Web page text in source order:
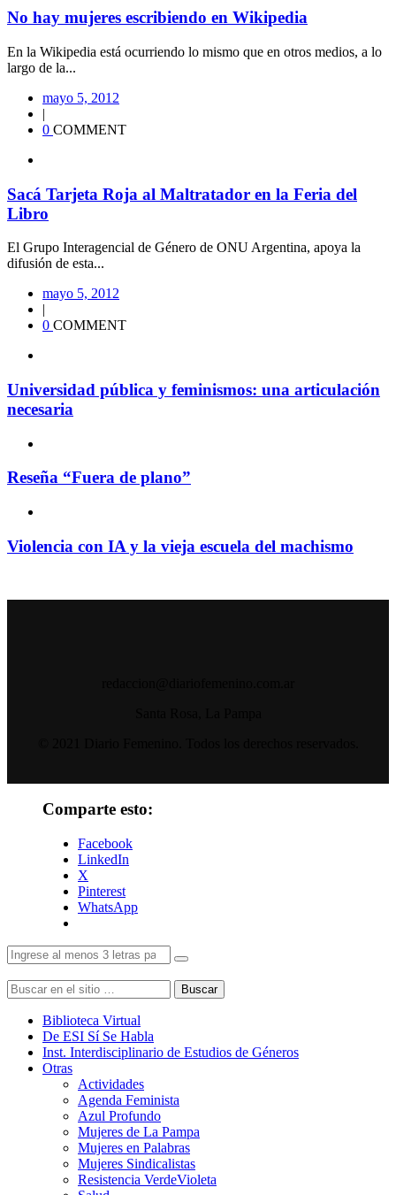
No hay mujeres escribiendo en Wikipedia
En la Wikipedia está ocurriendo lo mismo que en otros medios, a lo
largo de la...
mayo 5, 2012
|
0 COMMENT
Sacá Tarjeta Roja al Maltratador en la Feria del
Libro
El Grupo Interagencial de Género de ONU Argentina, apoya la
difusión de esta...
mayo 5, 2012
|
0 COMMENT
Universidad pública y feminismos: una articulación
necesaria
Reseña “Fuera de plano”
Violencia con IA y la vieja escuela del machismo
Comparte esto:
Facebook
LinkedIn
X
Pinterest
WhatsApp
Buscar
Biblioteca Virtual
De ESI Sí Se Habla
Inst. Interdisciplinario de Estudios de Géneros
Otras
Actividades
Agenda Feminista
Azul Profundo
Mujeres de La Pampa
Mujeres en Palabras
Mujeres Sindicalistas
Resistencia VerdeVioleta